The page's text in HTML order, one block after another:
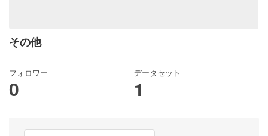
その他
フォロワー
0
データセット
1